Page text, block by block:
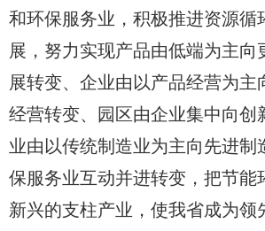
和环保服务业，积极推进资源循
展，努力实现产品由低端为主向
展转变、企业由以产品经营为主
经营转变、园区由企业集中向创
业由以传统制造业为主向先进制
保服务业互动并进转变，把节能
新兴的支柱产业，使我省成为领